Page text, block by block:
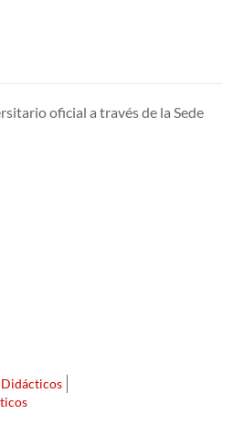
oficial a través de la Sede
Didácticos